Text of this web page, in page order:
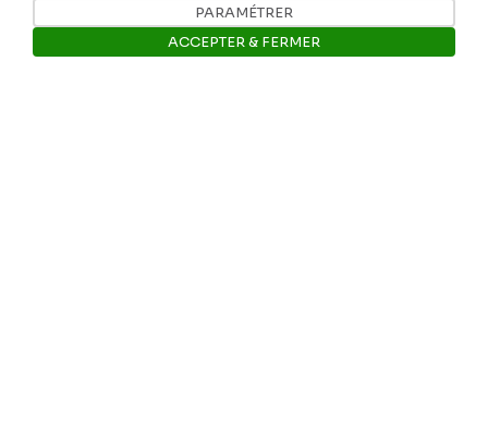
Nos coordonnées
PARAMÉTRER
ACCEPTER & FERMER